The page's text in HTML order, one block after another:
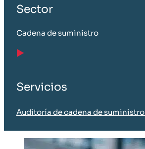
Sector
Cadena de suministro
Servicios
Auditoría de cadena de suministro